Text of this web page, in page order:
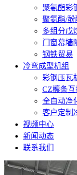
聚氨酯彩
聚氨酯/
多组分戊
门窗幕墙
钢铁贸易
冷弯成型机组
彩钢压瓦
CZ檩条
全自动净
客户定制
视频中心
新闻动态
联系我们